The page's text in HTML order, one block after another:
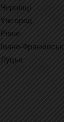
Чернівці
Ужгород
Рівне
Івано-Франківськ
Луцьк